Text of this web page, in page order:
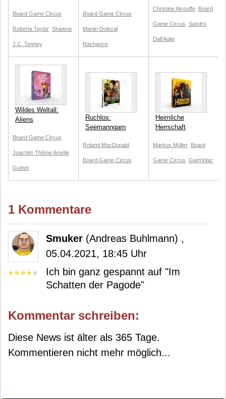
Board Game Circus
Roberta Taylor Shawna
J.C. Tenney
Board Game Circus
Martin Dolezal
Rachance
Christine Alcouffe Board
Game Circus Sandro
Dall'Aglio
Wildes Weltall:
Aliens
Board Game Circus
Joachim ThômeAmélie
Guinet
Ruchlos:
Seemanngarn
Roland MacDonald
Board Game Circus
Heimliche
Herrschaft
Markus Müller Board
Game Circus Gam'inbiz
1 Kommentare
Smuker (Andreas Buhlmann) ,
05.04.2021, 18:45 Uhr
Ich bin ganz gespannt auf "Im
Schatten der Pagode"
Kommentar schreiben:
Diese News ist älter als 365 Tage.
Kommentieren nicht mehr möglich...